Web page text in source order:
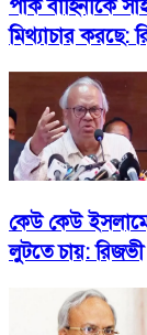
পাক বাহিনীকে
মিথ্যাচার করছে:
কেউ কেউ
লুটতে চায়: রিজভী